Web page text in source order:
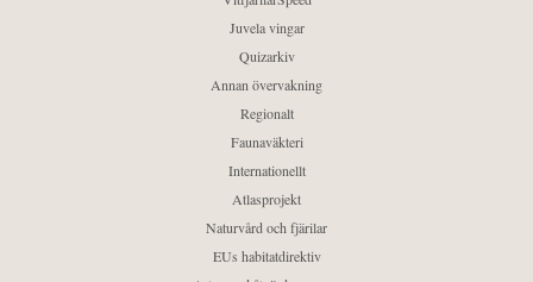
Juvela vingar
Quizarkiv
Annan övervakning
Regionalt
Faunaväkteri
Internationellt
Atlasprojekt
Naturvård och fjärilar
EUs habitatdirektiv